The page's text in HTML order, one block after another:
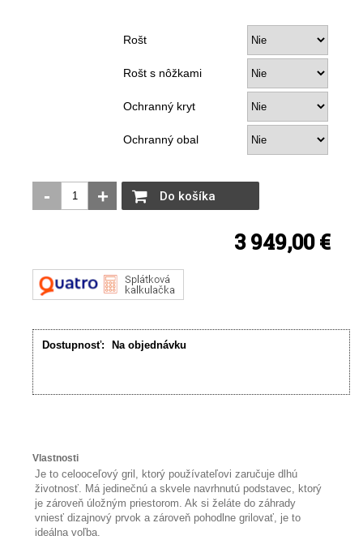
Rošt
Rošt s nôžkami
Ochranný kryt
Ochranný obal
- + Do košíka
3 949,00 €
Dostupnosť: Na objednávku
Vlastnosti
Je to celooceľový gril, ktorý používateľovi zaručuje dlhú
životnosť. Má jedinečnú a skvele navrhnutú podstavec, ktorý
je zároveň úložným priestorom. Ak si želáte do záhrady
vniesť dizajnový prvok a zároveň pohodlne grilovať, je to
ideálna voľba.